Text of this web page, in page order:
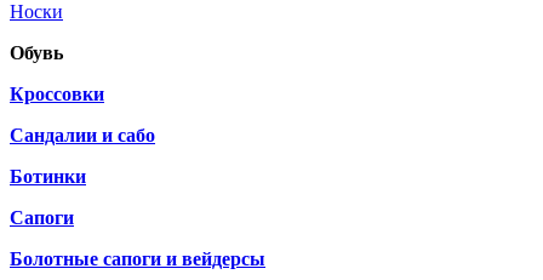
Носки
Обувь
Кроссовки
Сандалии и сабо
Ботинки
Сапоги
Болотные сапоги и вейдерсы